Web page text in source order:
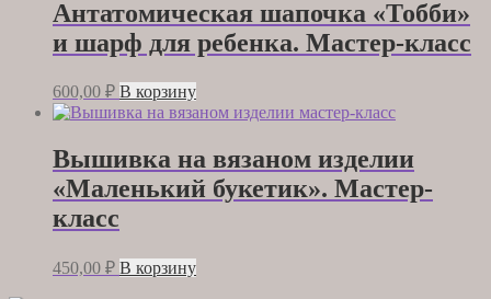
Антатомическая шапочка «Тобби»
и шарф для ребенка. Мастер-класс
600,00 ₽ В корзину
Вышивка на вязаном изделии
«Маленький букетик». Мастер-
класс
450,00 ₽ В корзину